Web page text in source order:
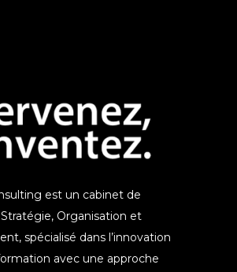
est un cabinet de
Organisation et
spécialisé dans l’innovation
avec une approche